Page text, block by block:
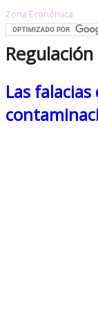
Zona Económica
Regulación
Las falacias